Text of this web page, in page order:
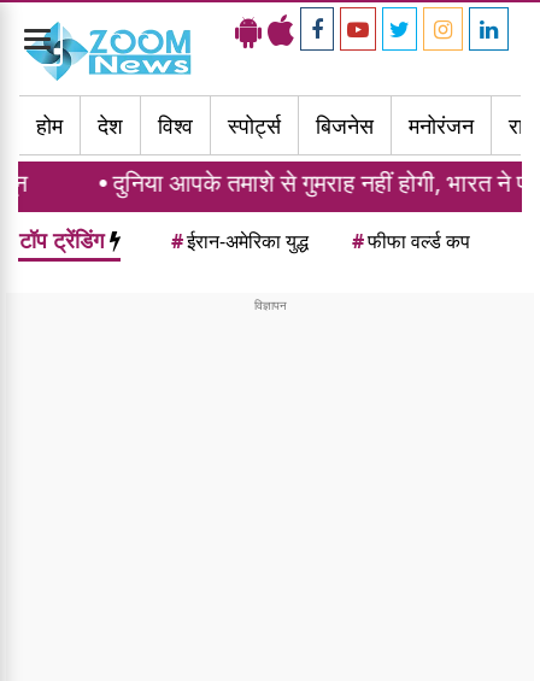
Toggle
navigation
होम
देश विश्व स्पोर्ट्स बिजनेस मनोरंजन
आपके तमाशे से गुमराह नहीं होगी, भारत ने पाकिस्तान को
टॉप ट्रेंडिंग #ईरान-अमेरिका युद्ध #फीफा वर्ल्ड कप